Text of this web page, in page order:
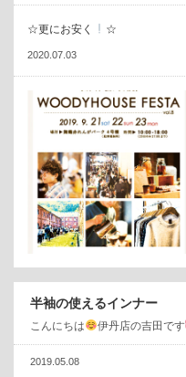
☆更にお安く ☆
2020.07.03
半袖の使えるインナー
こんにちは 伊丹店の吉田です
2019.05.08